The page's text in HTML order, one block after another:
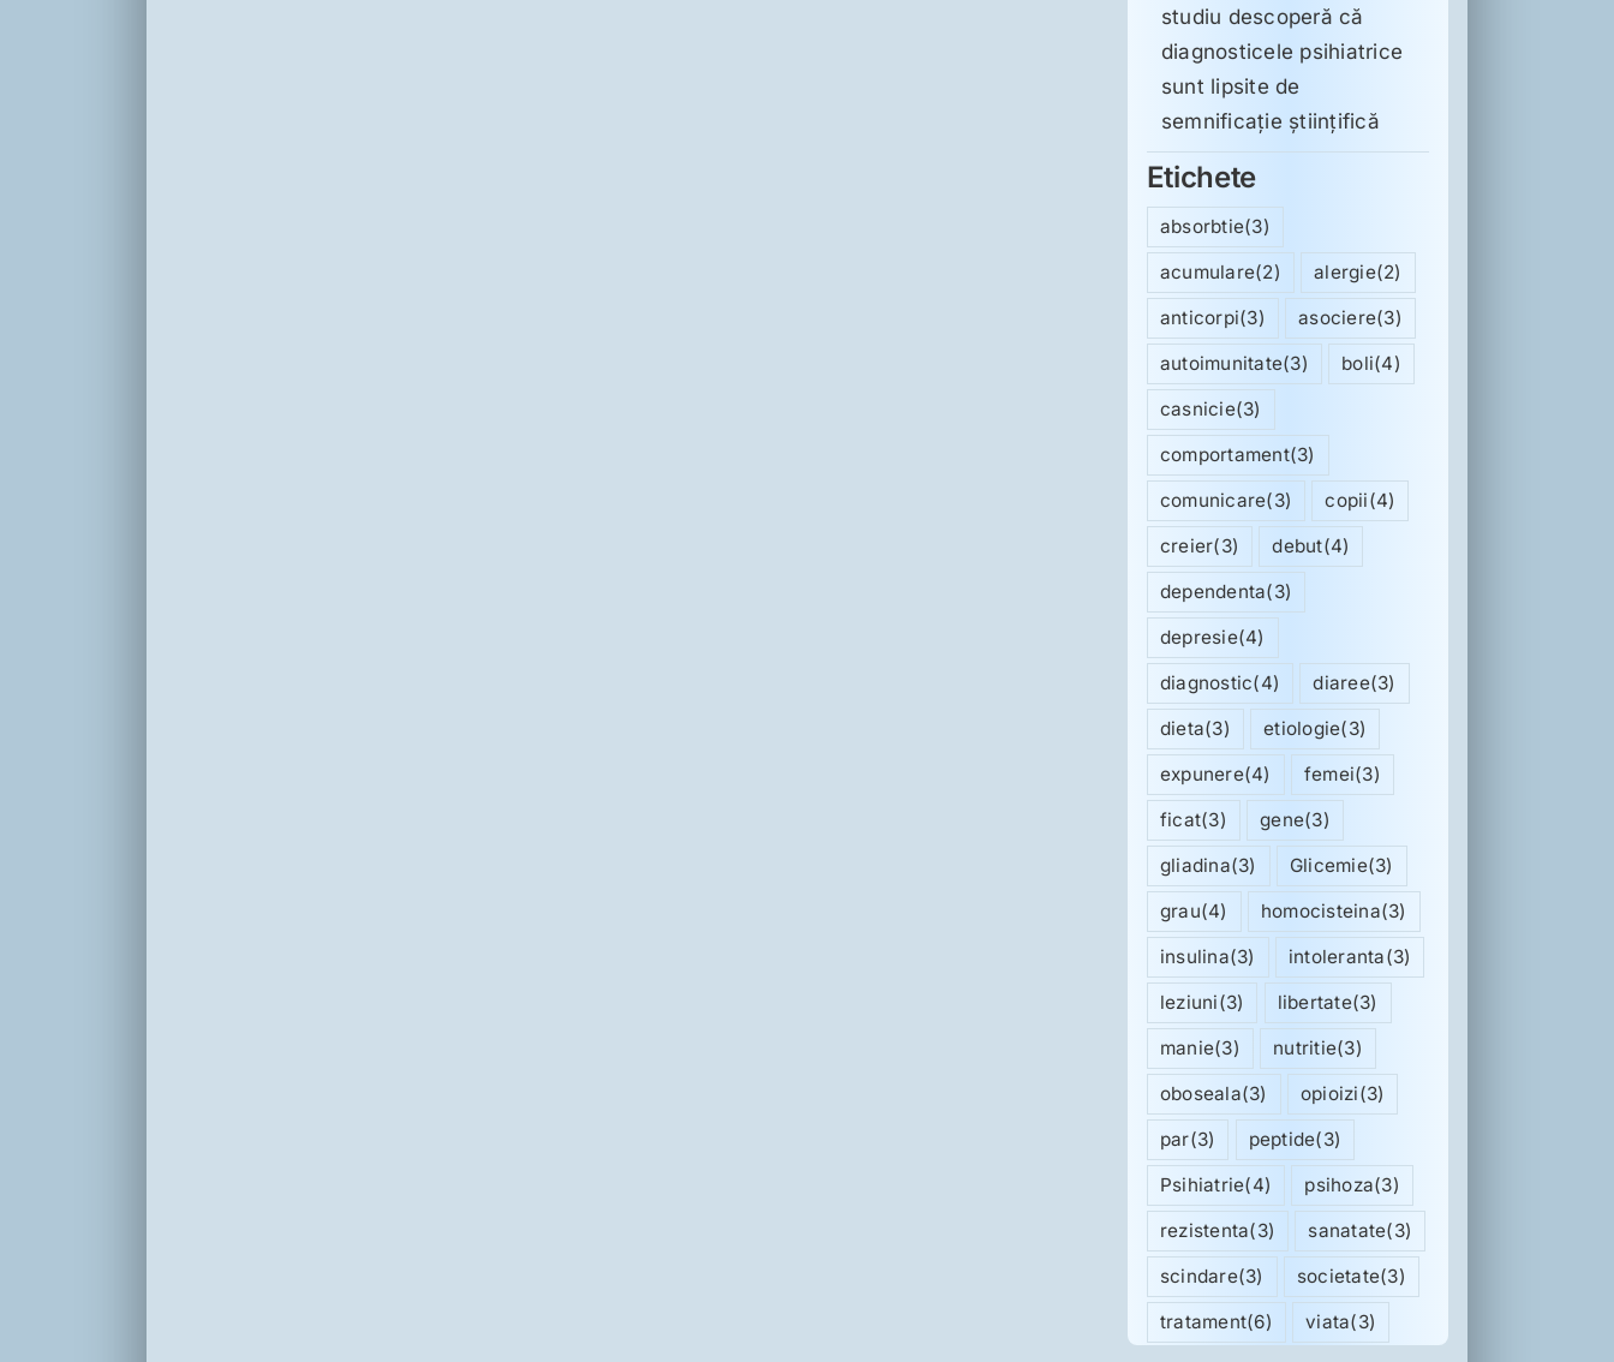
studiu descoperă că
diagnosticele psihiatrice
sunt lipsite de
semnificație științifică
Etichete
absorbtie(3)
acumulare(2) alergie(2)
anticorpi(3) asociere(3)
autoimunitate(3) boli(4)
casnicie(3)
comportament(3)
comunicare(3) copii(4)
creier(3) debut(4)
dependenta(3)
depresie(4)
diagnostic(4) diaree(3)
dieta(3) etiologie(3)
expunere(4) femei(3)
ficat(3) gene(3)
gliadina(3) Glicemie(3)
grau(4) homocisteina(3)
insulina(3) intoleranta(3)
leziuni(3) libertate(3)
manie(3) nutritie(3)
oboseala(3) opioizi(3)
par(3) peptide(3)
Psihiatrie(4) psihoza(3)
rezistenta(3) sanatate(3)
scindare(3) societate(3)
tratament(6) viata(3)